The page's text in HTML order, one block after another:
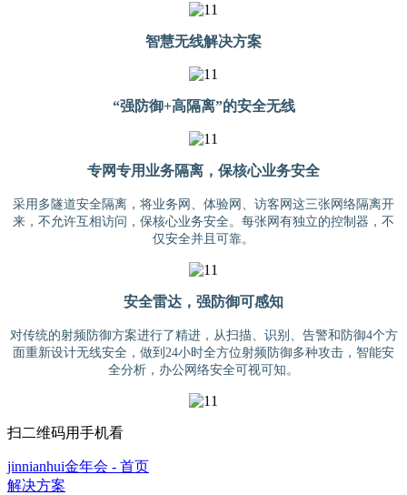
智慧无线解决方案
“强防御+高隔离”的安全无线
专网专用业务隔离，保核心业务安全
采用多隧道安全隔离，将业务网、体验网、访客网这三张网络隔离开
来，不允许互相访问，保核心业务安全。每张网有独立的控制器，不
仅安全并且可靠。
安全雷达，强防御可感知
对传统的射频防御方案进行了精进，从扫描、识别、告警和防御4个方
面重新设计无线安全，做到24小时全方位射频防御多种攻击，智能安
全分析，办公网络安全可视可知。
扫二维码用手机看
jinnianhui金年会 - 首页
解决方案